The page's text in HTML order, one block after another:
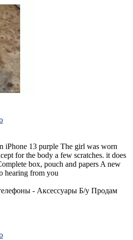
iPhone 13 purple The girl was worn
for the body a few scratches. it does
box, pouch and papers A new
hearing from you
- Аксессуары Б/у Продам